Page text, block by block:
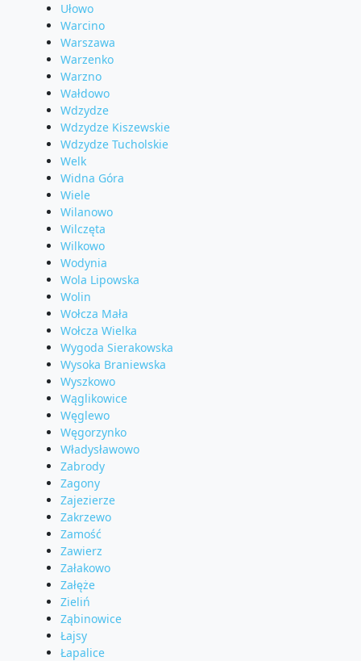
Ułowo
Warcino
Warszawa
Warzenko
Warzno
Wałdowo
Wdzydze
Wdzydze Kiszewskie
Wdzydze Tucholskie
Welk
Widna Góra
Wiele
Wilanowo
Wilczęta
Wilkowo
Wodynia
Wola Lipowska
Wolin
Wołcza Mała
Wołcza Wielka
Wygoda Sierakowska
Wysoka Braniewska
Wyszkowo
Wąglikowice
Węglewo
Węgorzynko
Władysławowo
Zabrody
Zagony
Zajezierze
Zakrzewo
Zamość
Zawierz
Załakowo
Załęże
Zieliń
Ząbinowice
Łajsy
Łapalice